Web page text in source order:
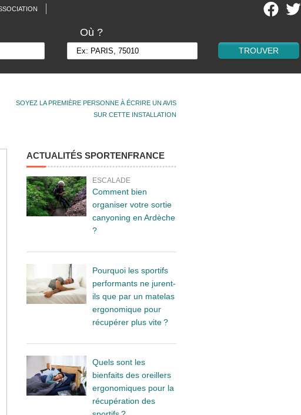
Où ?
SOYEZ LA PREMIÈRE PERSONNE À ÉCRIRE UN AVIS
SUR CETTE INSTALLATION
ACTUALITÉS SPORTENFRANCE
ESCALADE
Comment bien
organiser votre sortie
canyoning en Ardèche
?
Pourquoi les sportifs
performants ne jurent-
ils que par un matelas
ergonomique pour
récupérer plus vite ?
Quels sont les
bienfaits des oreillers
ergonomiques pour la
récupération des